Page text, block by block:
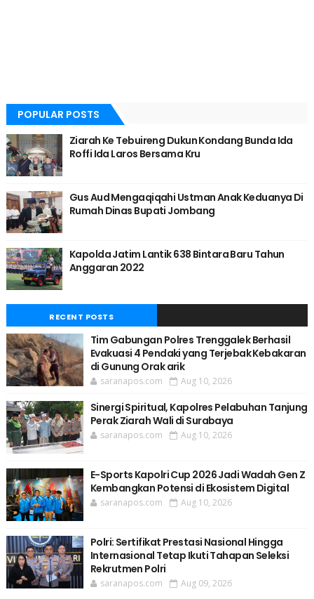
POPULAR POSTS
Ziarah Ke Tebuireng Dukun Kondang Bunda Ida
Roffi Ida Laros Bersama Kru
Gus Aud Mengaqiqahi Ustman Anak Keduanya Di
Rumah Dinas Bupati Jombang
Kapolda Jatim Lantik 638 Bintara Baru Tahun
Anggaran 2022
RECENT POSTS
Tim Gabungan Polres Trenggalek Berhasil
Evakuasi 4 Pendaki yang Terjebak Kebakaran
di Gunung Orak arik
saranapos.com Aug 10, 2026
Sinergi Spiritual, Kapolres Pelabuhan Tanjung
Perak Ziarah Wali di Surabaya
saranapos.com Aug 10, 2026
E-Sports Kapolri Cup 2026 Jadi Wadah Gen Z
Kembangkan Potensi di Ekosistem Digital
saranapos.com Aug 10, 2026
Polri: Sertifikat Prestasi Nasional Hingga
Internasional Tetap Ikuti Tahapan Seleksi
Rekrutmen Polri
saranapos.com Aug 09, 2026